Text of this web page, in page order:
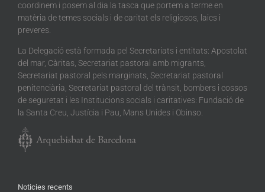
coordinem i posem al dia la tasca que portem a terme en
matèria de temes socials i de caritat els religiosos, laics i
preveres.
La Delegació està formada pel Secretariats i entitats: Apostolat
del mar, Càritas, Secretariat pastoral amb migrants,
Secretariat pastoral pels marginats, Secretariat pastoral
penitenciària, Secretariat pastoral del trànsit, bombers i cossos
de seguretat i les Institucions socials i caritatives: Fundació de
la Santa Creu, Justícia i Pau, Mans Unides i Obinso.
Noticies recents